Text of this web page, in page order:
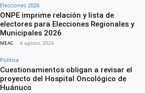
Elecciones 2026
ONPE imprime relación y lista de
electores para Elecciones Regionales y
Municipales 2026
MEAC - 4 agosto, 2026
Política
Cuestionamientos obligan a revisar el
proyecto del Hospital Oncológico de
Huánuco